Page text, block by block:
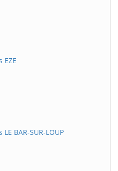
EZE
BAR-SUR-LOUP